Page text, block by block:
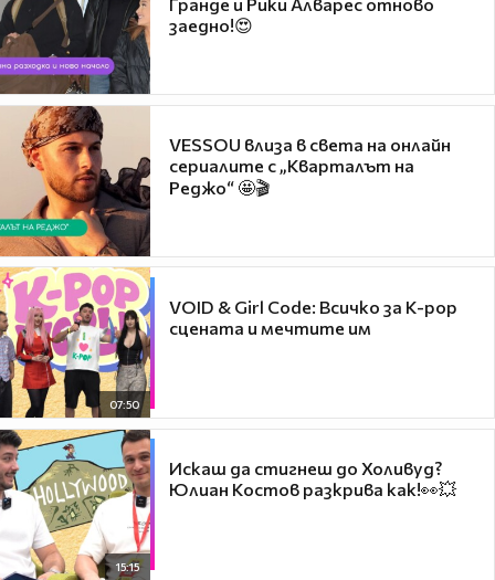
заедно!😍
VESSOU влиза в света на онлайн
сериалите с „Кварталът на
Реджо“ 🤩🎬
07:50
VOID & Girl Code: Всичко за K-pop
сцената и мечтите им
15:15
Искаш да стигнеш до Холивуд?
Юлиан Костов разкрива как!👀💥